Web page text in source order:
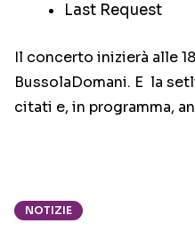
Last Request
Il concerto inizierà alle
BussolaDomani. E la
citati e, in programma,
NOTIZIE